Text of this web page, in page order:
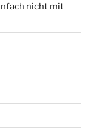
nicht mit